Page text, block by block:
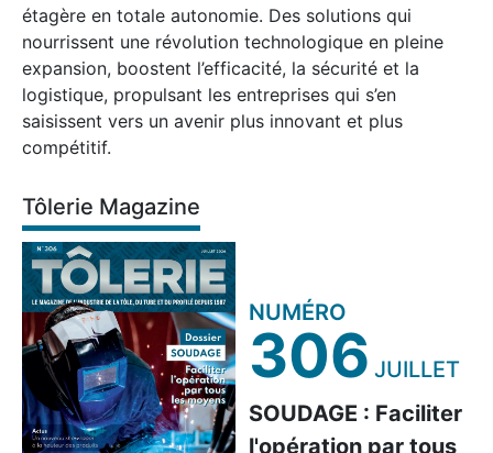
étagère en totale autonomie. Des solutions qui
nourrissent une révolution technologique en pleine
expansion, boostent l’efficacité, la sécurité et la
logistique, propulsant les entreprises qui s’en
saisissent vers un avenir plus innovant et plus
compétitif.
Tôlerie Magazine
NUMÉRO
306 JUILLET
SOUDAGE : Faciliter
l'opération par tous